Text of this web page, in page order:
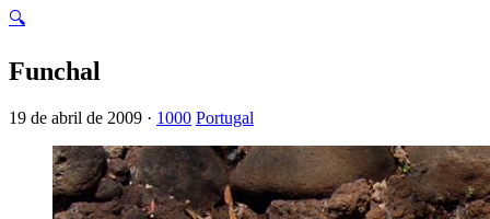
🔍
Funchal
19 de abril de 2009 · 1000 Portugal